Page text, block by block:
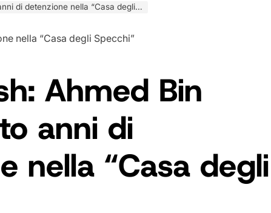
detenzione nella “Casa degli Specchi”
Ahmed Bin
anni di
nella “Casa degli